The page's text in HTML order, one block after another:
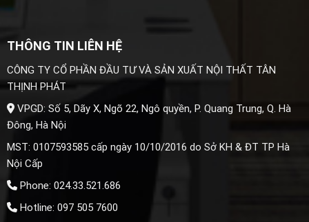
THÔNG TIN LIÊN HỆ
CÔNG TY CỔ PHẦN ĐẦU TƯ VÀ SẢN XUẤT NỘI THẤT TÂN
THỊNH PHÁT
VPGD: Số 5, Dãy X, Ngõ 22, Ngô quyền, P. Quang Trung, Q. Hà
Đông, Hà Nội
MST: 0107593585 cấp ngày 10/10/2016 do Sở KH & ĐT TP Hà
Nội Cấp
Phone: 024.33.521.686
Hotline: 097 505 7600